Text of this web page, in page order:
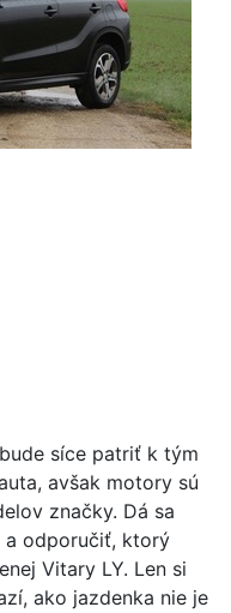
bude síce patriť k tým
avšak motory sú
značky. Dá sa
odporučiť, ktorý
Vitary LY. Len si
ako jazdenka nie je